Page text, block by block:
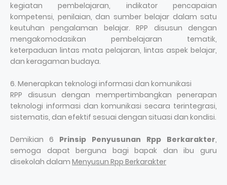
kegiatan pembelajaran, indikator pencapaian
kompetensi, penilaian, dan sumber belajar dalam satu
keutuhan pengalaman belajar. RPP disusun dengan
mengakomodasikan pembelajaran tematik,
keterpaduan lintas mata pelajaran, lintas aspek belajar,
dan keragaman budaya.
6. Menerapkan teknologi informasi dan komunikasi
RPP disusun dengan mempertimbangkan penerapan
teknologi informasi dan komunikasi secara terintegrasi,
sistematis, dan efektif sesuai dengan situasi dan kondisi.
Demikian 6 Prinsip Penyusunan Rpp Berkarakter,
semoga dapat berguna bagi bapak dan ibu guru
disekolah dalam Menyusun Rpp Berkarakter